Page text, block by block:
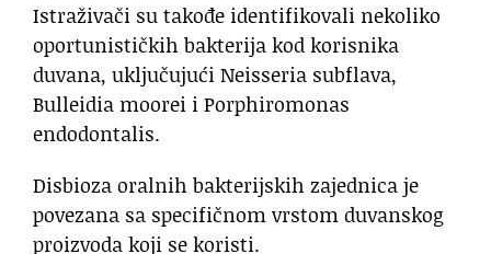
Istraživači su takođe identifikovali nekoliko
oportunističkih bakterija kod korisnika
duvana, uključujući Neisseria subflava,
Bulleidia moorei i Porphiromonas
endodontalis.
Disbioza oralnih bakterijskih zajednica je
povezana sa specifičnom vrstom duvanskog
proizvoda koji se koristi.